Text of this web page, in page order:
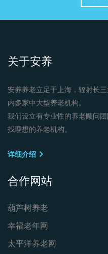
关于安养
安养养老立足于上海，辐射长
内多家中大型养老机构。
我们设立有专业性的养老顾问
找理想的养老机构。
详细介绍
合作网站
葫芦树养老
幸福老年网
太平洋养老网